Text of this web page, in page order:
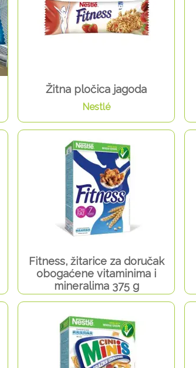
Žitna pločica jagoda
Nestlé
Fitness, žitarice za doručak
obogaćene vitaminima i
mineralima 375 g
Nestlé